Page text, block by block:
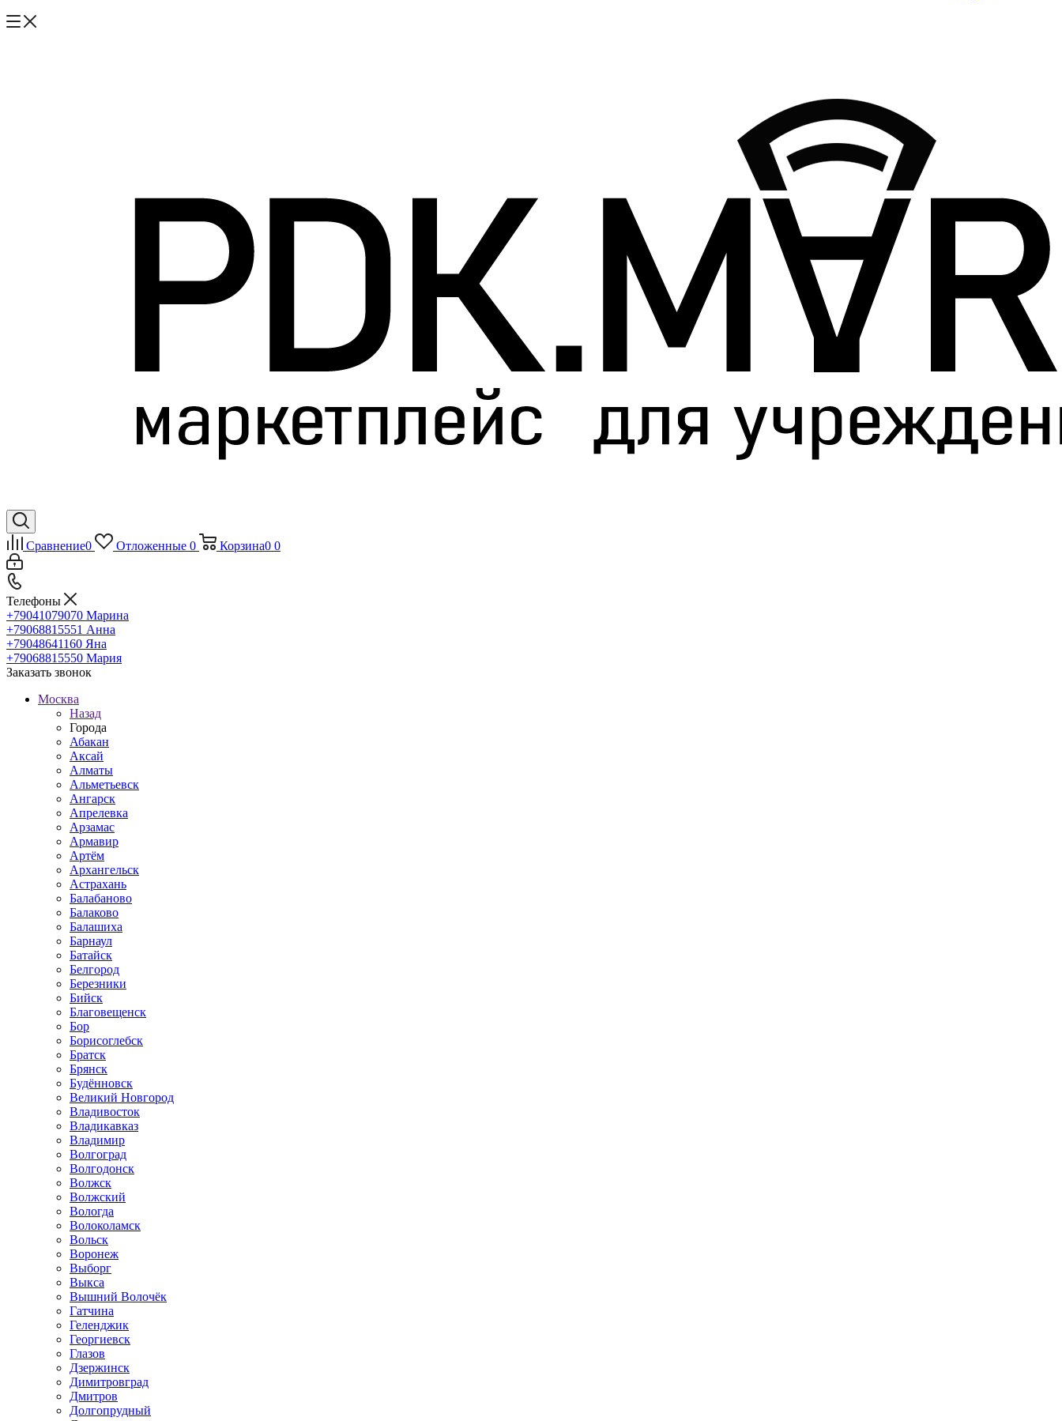
Сравнение0 Отложенные 0 Корзина0 0
Телефоны
+79041079070 Марина
+79068815551 Анна
+79048641160 Яна
+79068815550 Мария
Заказать звонок
Москва
Назад
Города
Абакан
Аксай
Алматы
Альметьевск
Ангарск
Апрелевка
Арзамас
Армавир
Артём
Архангельск
Астрахань
Балабаново
Балаково
Балашиха
Барнаул
Батайск
Белгород
Березники
Бийск
Благовещенск
Бор
Борисоглебск
Братск
Брянск
Будённовск
Великий Новгород
Владивосток
Владикавказ
Владимир
Волгоград
Волгодонск
Волжск
Волжский
Вологда
Волоколамск
Вольск
Воронеж
Выборг
Выкса
Вышний Волочёк
Гатчина
Геленджик
Георгиевск
Глазов
Дзержинск
Димитровград
Дмитров
Долгопрудный